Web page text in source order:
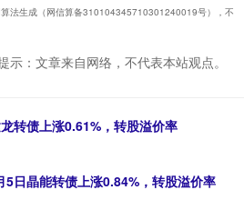
法生成（网信算备310104345710301240019号），不
示：文章来自网络，不代表本站观点。
转债上涨0.61%，转股溢价率
5日晶能转债上涨0.84%，转股溢价率